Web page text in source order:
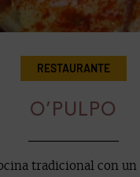
RESTAURANTE
O’PULPO
tradicional con